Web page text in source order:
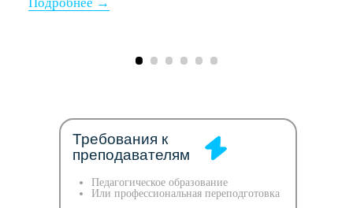
Педагогическое образование
Или профессиональная переподготовка
Требования к
преподавателям